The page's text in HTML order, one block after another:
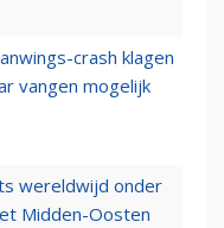
crash klagen
vangen mogelijk
wereldwijd onder
Midden-Oosten